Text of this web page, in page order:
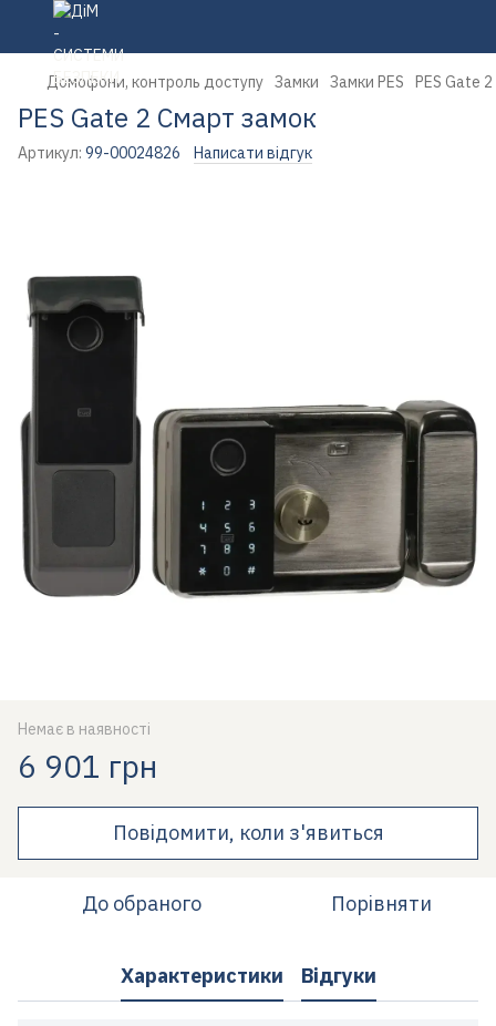
Домофони, контроль доступу Замки Замки PES PES Gate
PES Gate 2 Смарт замок
Артикул: 99-00024826 Написати відгук
Немає в наявності
6 901 грн
Повідомити, коли з'явиться
До обраного Порівняти
Характеристики Відгуки